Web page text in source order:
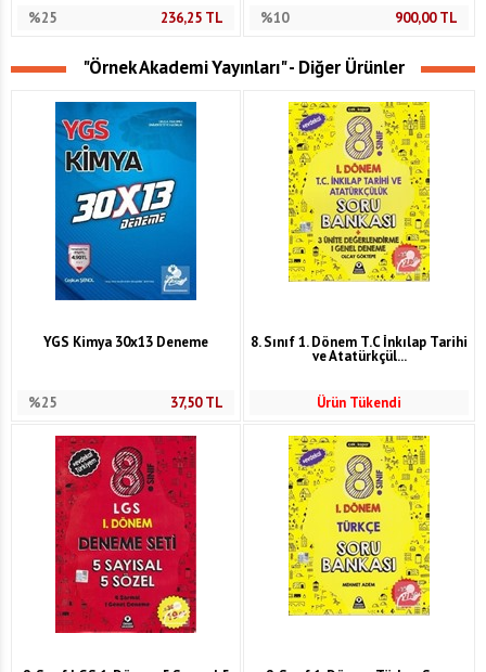
%25 236,25TL %10 900,00TL
"Örnek Akademi Yayınları" - Diğer Ürünler
YGS Kimya 30x13 Deneme
%25 37,50TL
8. Sınıf 1. Dönem T.C İnkılap Tarihi
ve Atatürkçül...
Ürün Tükendi